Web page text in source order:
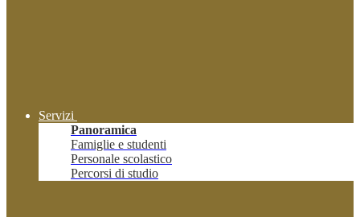
Servizi
Panoramica
Famiglie e studenti
Personale scolastico
Percorsi di studio